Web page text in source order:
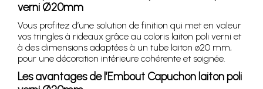
verni Ø20mm
Vous profitez d’une solution de finition qui met en valeur
vos tringles à rideaux grâce au coloris laiton poli verni et
à des dimensions adaptées à un tube laiton ø20 mm,
pour une décoration intérieure cohérente et soignée.
Les avantages de l’Embout Capuchon laiton poli